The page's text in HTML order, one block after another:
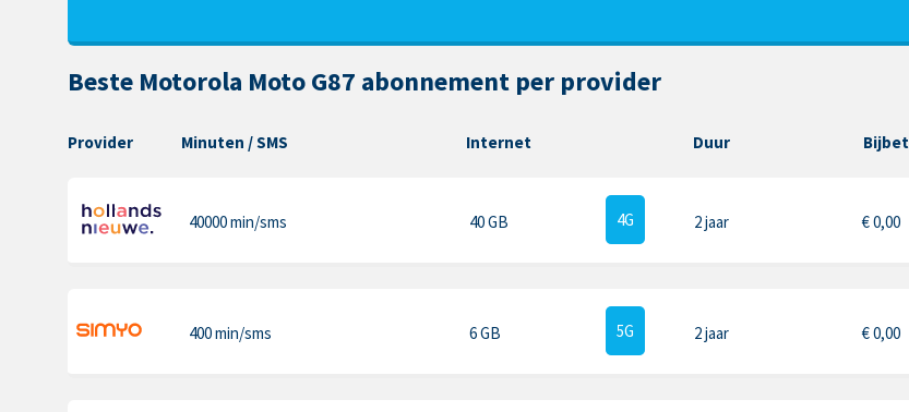
Beste Motorola Moto G87 abonnement per provider
Provider Minuten / SMS Internet Duur
40000 min/sms 40 GB 4G 2 jaar €0,00
400 min/sms 6 GB 5G 2 jaar €0,00